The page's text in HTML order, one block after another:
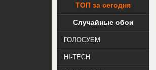
ТОП за сегодня
Случайные обои
ГОЛОСУЕМ
HI-TECH